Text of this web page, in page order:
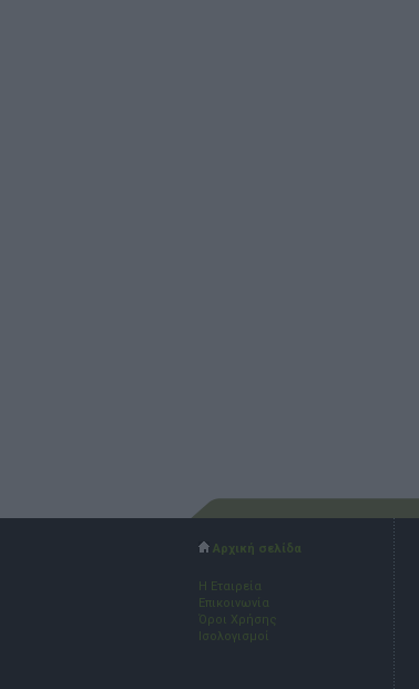
Αρχική σελίδα
Η Εταιρεία
Επικοινωνία
Όροι Χρήσης
Ισολογισμοί